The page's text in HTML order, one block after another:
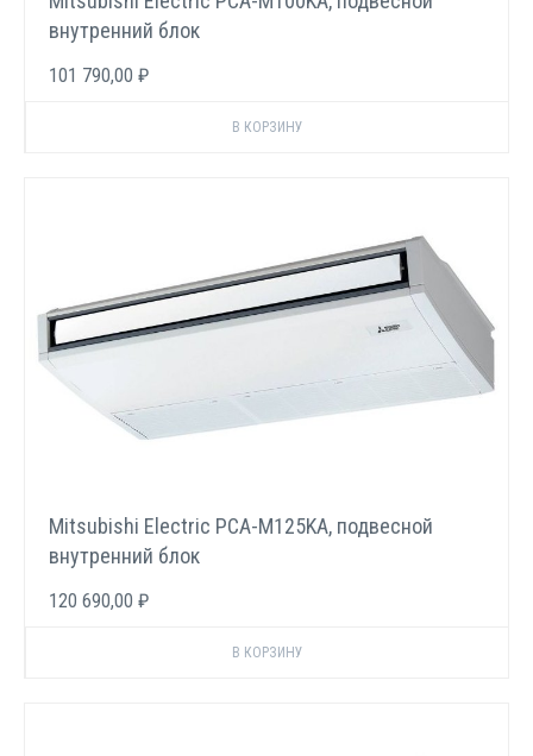
внутренний блок
101 790,00 ₽
Mitsubishi Electric PCA-M125KA, подвесной
внутренний блок
120 690,00 ₽